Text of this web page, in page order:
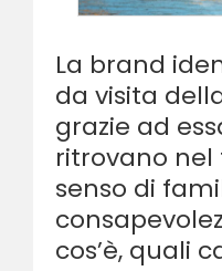
La brand
da visita
grazie ad
ritrovano
senso di
cos’è, quali